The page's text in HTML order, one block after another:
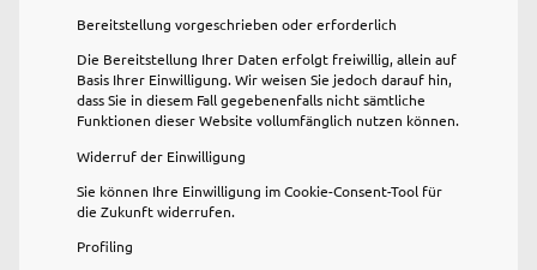
Bereitstellung vorgeschrieben oder erforderlich
Die Bereitstellung Ihrer Daten erfolgt freiwillig, allein auf
Basis Ihrer Einwilligung. Wir weisen Sie jedoch darauf hin,
dass Sie in diesem Fall gegebenenfalls nicht sämtliche
Funktionen dieser Website vollumfänglich nutzen können.
Widerruf der Einwilligung
Sie können Ihre Einwilligung im Cookie-Consent-Tool für
die Zukunft widerrufen.
Profiling